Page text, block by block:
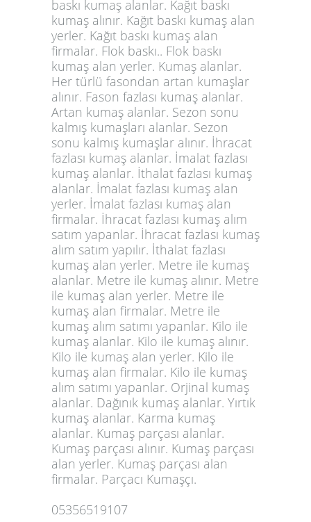
baskı kumaş alanlar. Kağıt baskı
kumaş alınır. Kağıt baskı kumaş alan
yerler. Kağıt baskı kumaş alan
firmalar. Flok baskı.. Flok baskı
kumaş alan yerler. Kumaş alanlar.
Her türlü fasondan artan kumaşlar
alınır. Fason fazlası kumaş alanlar.
Artan kumaş alanlar. Sezon sonu
kalmış kumaşları alanlar. Sezon
sonu kalmış kumaşlar alınır. İhracat
fazlası kumaş alanlar. İmalat fazlası
kumaş alanlar. İthalat fazlası kumaş
alanlar. İmalat fazlası kumaş alan
yerler. İmalat fazlası kumaş alan
firmalar. İhracat fazlası kumaş alım
satım yapanlar. İhracat fazlası kumaş
alım satım yapılır. İthalat fazlası
kumaş alan yerler. Metre ile kumaş
alanlar. Metre ile kumaş alınır. Metre
ile kumaş alan yerler. Metre ile
kumaş alan firmalar. Metre ile
kumaş alım satımı yapanlar. Kilo ile
kumaş alanlar. Kilo ile kumaş alınır.
Kilo ile kumaş alan yerler. Kilo ile
kumaş alan firmalar. Kilo ile kumaş
alım satımı yapanlar. Orjinal kumaş
alanlar. Dağınık kumaş alanlar. Yırtık
kumaş alanlar. Karma kumaş
alanlar. Kumaş parçası alanlar.
Kumaş parçası alınır. Kumaş parçası
alan yerler. Kumaş parçası alan
firmalar. Parçacı Kumaşçı.
05356519107